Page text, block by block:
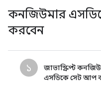
কনজিউমার
করবেন
১
জাভাস্ক্রিপ্ট
এসডিকে সেট আপ